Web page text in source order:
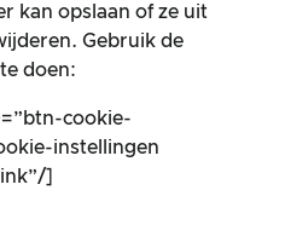
kan opslaan of ze uit
Gebruik de
doen:
cookie-
instellingen
]